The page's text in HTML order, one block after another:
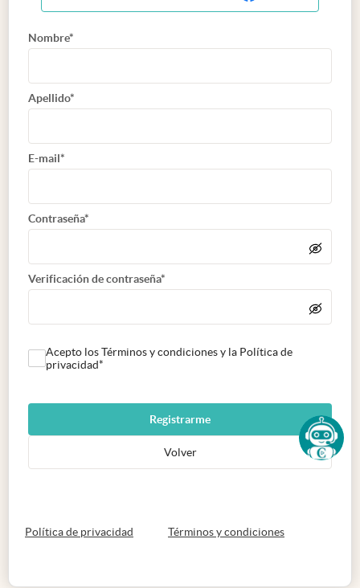
Nombre*
Apellido*
E-mail*
Contraseña*
Verificación de contraseña*
Acepto los Términos y condiciones y la Política de
privacidad*
Registrarme
Volver
Política de privacidad abre en nueva pestaña
Términos y condicionesabre en nueva